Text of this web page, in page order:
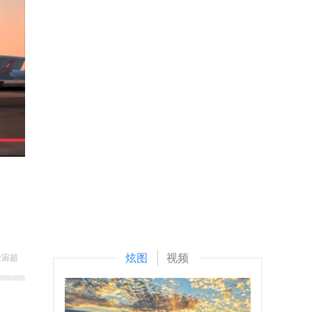
超 炫图 视频